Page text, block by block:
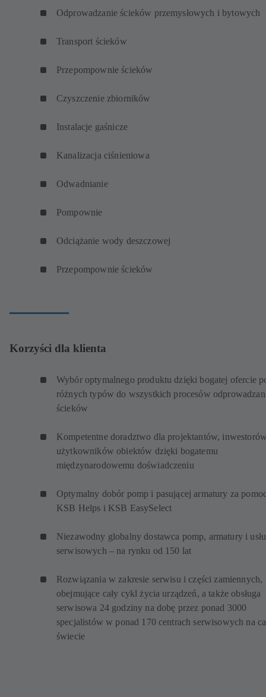
Odprowadzanie ścieków przemysłowych i bytowych
Transport ścieków
Przepompownie ścieków
Czyszczenie zbiorników
Instalacje gaśnicze
Kanalizacja ciśnieniowa
Odwadnianie
Pompownie
Odciążanie wody deszczowej
Przepompownie ścieków
Korzyści dla klienta
Wybór optymalnego produktu dzięki bogatej ofercie
różnych typów do wszystkich procesów
ścieków
Kompetentne doradztwo dla projektantów,
użytkowników obiektów dzięki bogatemu
międzynarodowemu doświadczeniu
Optymalny dobór pomp i pasującej armatury za
KSB Helps i KSB EasySelect
Niezawodny globalny dostawca pomp, armatury i
serwisowych – na rynku od 150 lat
Rozwiązania w zakresie serwisu i części zamiennych,
obejmujące cały cykl życia urządzeń, a także obsługa
serwisowa 24 godziny na dobę przez ponad 3000
specjalistów w ponad 170 centrach serwisowych na
świecie